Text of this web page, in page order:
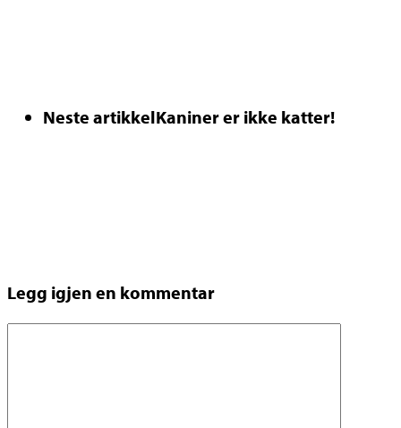
Neste artikkelKaniner er ikke katter!
Legg igjen en kommentar